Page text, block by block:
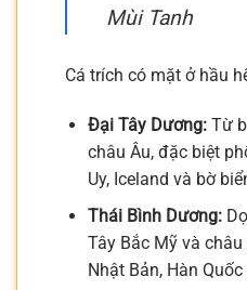
Mùi Tanh
Cá trích có mặt ở hầu
Đại Tây Dương:Từ
châu Âu, đặc biệt
Uy, Iceland và bờ
Thái Bình Dương:
Tây Bắc Mỹ và
Nhật Bản, Hàn